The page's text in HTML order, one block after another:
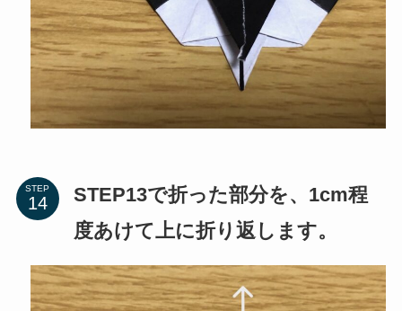
STEP
STEP13で折った部分を、1cm程
度あけて上に折り返します。